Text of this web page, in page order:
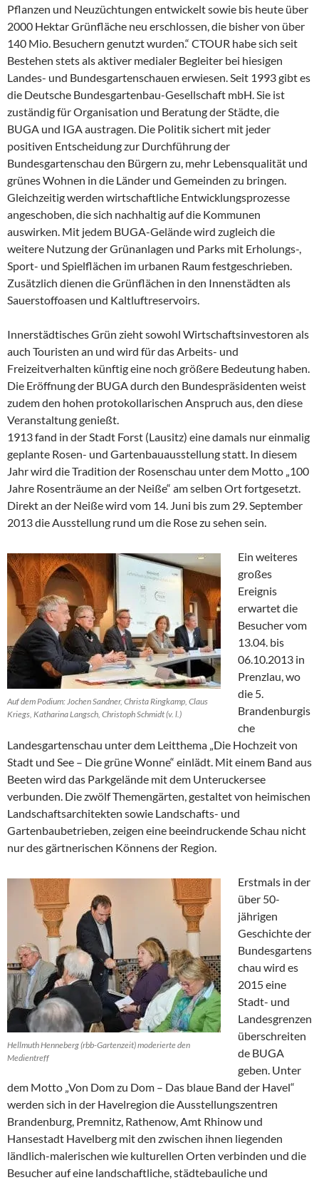
Pflanzen und Neuzüchtungen entwickelt sowie bis heute über
2000 Hektar Grünfläche neu erschlossen, die bisher von über
140 Mio. Besuchern genutzt wurden.“ CTOUR habe sich seit
Bestehen stets als aktiver medialer Begleiter bei hiesigen
Landes- und Bundesgartenschauen erwiesen. Seit 1993 gibt es
die Deutsche Bundesgartenbau-Gesellschaft mbH. Sie ist
zuständig für Organisation und Beratung der Städte, die
BUGA und IGA austragen. Die Politik sichert mit jeder
positiven Entscheidung zur Durchführung der
Bundesgartenschau den Bürgern zu, mehr Lebensqualität und
grünes Wohnen in die Länder und Gemeinden zu bringen.
Gleichzeitig werden wirtschaftliche Entwicklungsprozesse
angeschoben, die sich nachhaltig auf die Kommunen
auswirken. Mit jedem BUGA-Gelände wird zugleich die
weitere Nutzung der Grünanlagen und Parks mit Erholungs-,
Sport- und Spielflächen im urbanen Raum festgeschrieben.
Zusätzlich dienen die Grünflächen in den Innenstädten als
Sauerstoffoasen und Kaltluftreservoirs.
Innerstädtisches Grün zieht sowohl Wirtschaftsinvestoren als
auch Touristen an und wird für das Arbeits- und
Freizeitverhalten künftig eine noch größere Bedeutung haben.
Die Eröffnung der BUGA durch den Bundespräsidenten weist
zudem den hohen protokollarischen Anspruch aus, den diese
Veranstaltung genießt.
1913 fand in der Stadt Forst (Lausitz) eine damals nur einmalig
geplante Rosen- und Gartenbauausstellung statt. In diesem
Jahr wird die Tradition der Rosenschau unter dem Motto „100
Jahre Rosenträume an der Neiße“ am selben Ort fortgesetzt.
Direkt an der Neiße wird vom 14. Juni bis zum 29. September
2013 die Ausstellung rund um die Rose zu sehen sein.
Auf dem Podium: Jochen Sandner, Christa Ringkamp, Claus
Kriegs, Katharina Langsch, Christoph Schmidt (v. l.)
Ein weiteres
großes
Ereignis
erwartet die
Besucher vom
13.04. bis
06.10.2013 in
Prenzlau, wo
die 5.
Brandenburgis
che
Landesgartenschau unter dem Leitthema „Die Hochzeit von
Stadt und See – Die grüne Wonne“ einlädt. Mit einem Band aus
Beeten wird das Parkgelände mit dem Unteruckersee
verbunden. Die zwölf Themengärten, gestaltet von heimischen
Landschaftsarchitekten sowie Landschafts- und
Gartenbaubetrieben, zeigen eine beeindruckende Schau nicht
nur des gärtnerischen Könnens der Region.
Hellmuth Henneberg (rbb-Gartenzeit) moderierte den
Medientreff
Erstmals in der
über 50-
jährigen
Geschichte der
Bundesgartens
chau wird es
2015 eine
Stadt- und
Landesgrenzen
überschreiten
de BUGA
geben. Unter
dem Motto „Von Dom zu Dom – Das blaue Band der Havel“
werden sich in der Havelregion die Ausstellungszentren
Brandenburg, Premnitz, Rathenow, Amt Rhinow und
Hansestadt Havelberg mit den zwischen ihnen liegenden
ländlich-malerischen wie kulturellen Orten verbinden und die
Besucher auf eine landschaftliche, städtebauliche und